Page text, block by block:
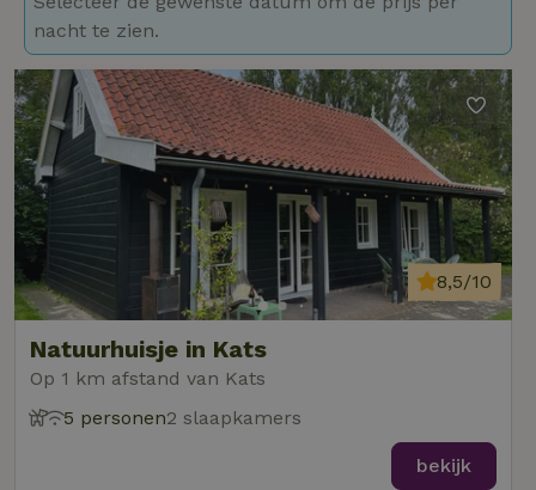
nacht te zien.
Natuurhuisje in Kats
Op 1 km afstand van Kats
8,5/10
5 personen2 slaapkamers
bekijk